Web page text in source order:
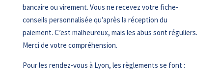
bancaire ou virement. Vous ne recevez votre fiche-
conseils personnalisée qu’après la réception du
paiement. C’est malheureux, mais les abus sont réguliers.
Merci de votre compréhension.
Pour les rendez-vous à Lyon, les règlements se font :